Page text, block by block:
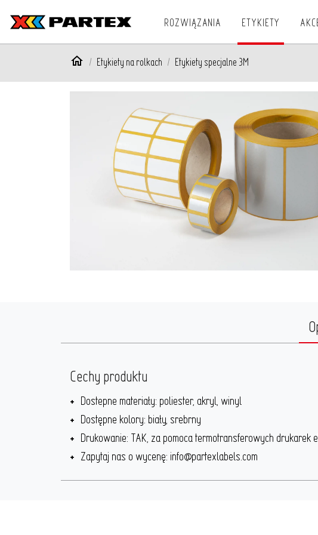
ROZWIĄZANIA ETYKIETY
Etykiety na rolkach Etykiety specjalne 3M
Cechy produktu
Dostepne materiały: poliester, akryl, winyl
Dostępne kolory: biały, srebrny
Drukowanie: TAK, za pomoca termotransferowych drukarek
Zapytaj nas o wycenę: info@partexlabels.com